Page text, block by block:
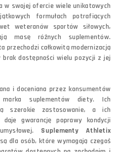
w swojej ofercie wiele unikatowych
formułach potrafiących
weteranów sportów siłowych,
masę różnych suplementów.
przechodzi całkowitą modernizacją
dostępności wielu pozycji z jej
i doceniana przez konsumentów
marka suplementów diety. Ich
szerokie zastosowanie, a ich
daje gwarancję poprawy kondycji
Suplementy Athletix
dla osób, które wymagają czegoś